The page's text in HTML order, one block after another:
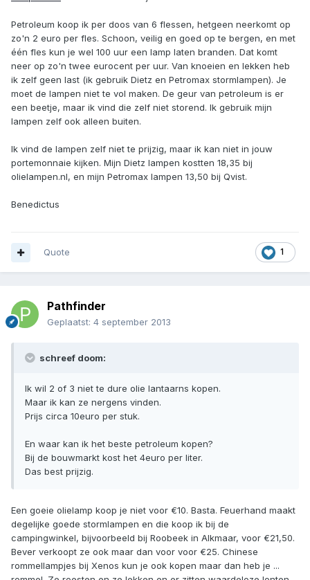
Petroleum koop ik per doos van 6 flessen, hetgeen neerkomt op
zo'n 2 euro per fles. Schoon, veilig en goed op te bergen, en met
één fles kun je wel 100 uur een lamp laten branden. Dat komt
neer op zo'n twee eurocent per uur. Van knoeien en lekken heb
ik zelf geen last (ik gebruik Dietz en Petromax stormlampen). Je
moet de lampen niet te vol maken. De geur van petroleum is er
een beetje, maar ik vind die zelf niet storend. Ik gebruik mijn
lampen zelf ook alleen buiten.
Ik vind de lampen zelf niet te prijzig, maar ik kan niet in jouw
portemonnaie kijken. Mijn Dietz lampen kostten 18,35 bij
olielampen.nl, en mijn Petromax lampen 13,50 bij Qvist.
Benedictus
1
Quote
Pathfinder
Geplaatst: 4 september 2013
schreef doom:
Ik wil 2 of 3 niet te dure olie lantaarns kopen.
Maar ik kan ze nergens vinden.
Prijs circa 10euro per stuk.
En waar kan ik het beste petroleum kopen?
Bij de bouwmarkt kost het 4euro per liter.
Das best prijzig.
Een goeie olielamp koop je niet voor €10. Basta. Feuerhand maakt
degelijke goede stormlampen en die koop ik bij de
campingwinkel, bijvoorbeeld bij Roobeek in Alkmaar, voor €21,50.
Bever verkoopt ze ook maar dan voor voor €25. Chinese
rommellampjes bij Xenos kun je ook kopen maar dan heb je ...